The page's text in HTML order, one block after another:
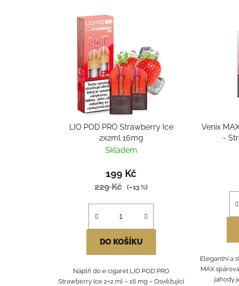
LIO POD PRO Strawberry Ice
2x2ml 16mg
Skladem
199 Kč
229 Kč (–13 %)
DO KOŠÍKU
Náplň do e cigaret LIO POD PRO
Strawberry Ice 2×2 ml – 16 mg – Osvěžující
Venix
-
Elegantní a
MAX
jahody